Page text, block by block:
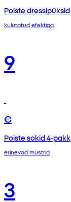
Poiste dressipüksid
kulutatud efektiga
9
€
Poiste sokid 4-pakk
erinevad mustrid
3